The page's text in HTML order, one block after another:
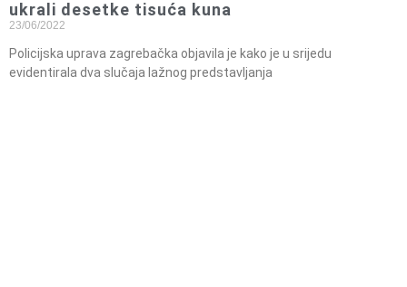
ukrali desetke tisuća kuna
23/06/2022
Policijska uprava zagrebačka objavila je kako je u srijedu
evidentirala dva slučaja lažnog predstavljanja